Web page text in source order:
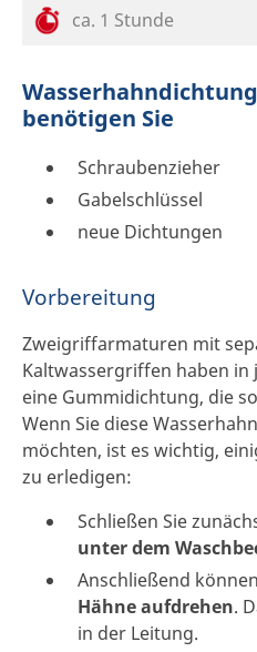
ca. 1 Stunde
benötigen Sie
Schraubenzieher
Gabelschlüssel
neue Dichtungen
Vorbereitung
Zweigriffarmaturen mit
Kaltwassergriffen haben in
eine Gummidichtung, die
Wenn Sie diese
möchten, ist es wichtig,
zu erledigen:
Schließen Sie
unter dem
Anschließend
Hähne aufdrehen.
in der Leitung.